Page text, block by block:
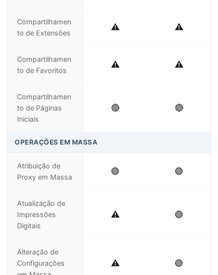
Compartilhamen
to de Extensões
⚠️ ⚠️
Compartilhamen
to de Favoritos
⚠️ ⚠️
Compartilhamen
to de Páginas
Iniciais
🔴 🔴
OPERAÇÕES EM MASSA
Atribuição de
Proxy em Massa
🟢 🟢
Atualização de
Impressões
Digitais
⚠️ 🟢
Alteração de
Configurações
⚠️ 🟢